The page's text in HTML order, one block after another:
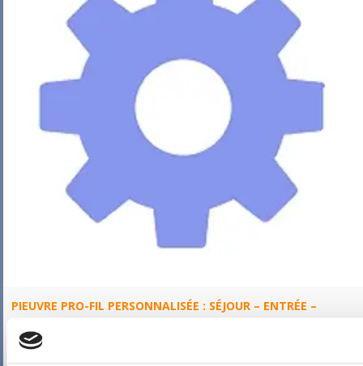
PIEUVRE PRO-FIL PERSONNALISÉE : SÉJOUR – ENTRÉE –